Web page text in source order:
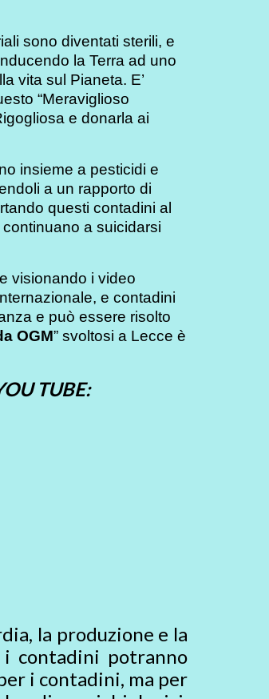
sono diventati sterili, e
la Terra ad uno
vita sul Pianeta. E’
“Meraviglioso
e donarla ai
insieme a pesticidi e
a un rapporto di
questi contadini al
a suicidarsi
e visionando i video
e contadini
e può essere risolto
OGM” svoltosi a Lecce è
TUBE:
la produzione e la
contadini potranno
i contadini, ma per